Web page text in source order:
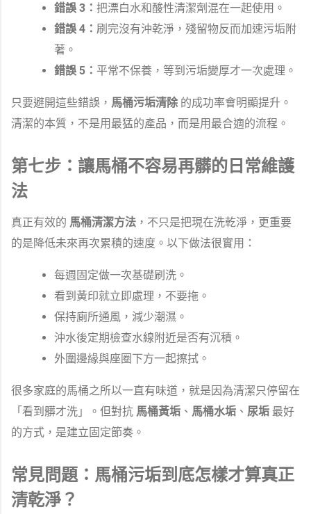
錯誤 3： 把漂白水和酸性清潔劑混在一起使用。
錯誤 4： 刷完沒有沖乾淨，殘留物反而加速污垢附
著。
錯誤 5： 平常不保養，等到污垢變厚才一次處理。
只要避開這些錯誤， 馬桶污垢清除的成功率會明顯提升。
清潔的本質，不是用最猛的產品，而是用最合適的流程。
第七步：讓馬桶不容易再髒的日常維護
法
真正有效的 馬桶清潔方法 ，不只是把現在洗乾淨，更重要
的是降低未來再次累積的速度。以下做法很實用：
每週固定做一次基礎刷洗。
看到黃印就立即處理，不要拖。
保持廁所通風，減少潮濕。
沖水後定期檢查水線附近是否有沉積。
外圍邊緣與座圈下方一起擦拭。
很多家庭的馬桶之所以一直有味道，就是因為清潔只停留在
「看到髒才洗」。但對抗 馬桶黃垢 、 馬桶水垢 、 尿垢 最好
的方式，是建立固定節奏。
常見問題：馬桶污垢到底怎樣才算真正
清乾淨？